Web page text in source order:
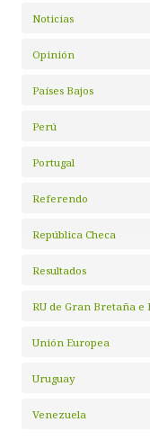
Noticias
Opinión
Países Bajos
Perú
Portugal
Referendo
República Checa
Resultados
RU de Gran Bretaña
Unión Europea
Uruguay
Venezuela